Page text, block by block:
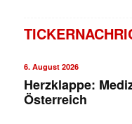
6. August 2026
Herzklappe:
Österreich